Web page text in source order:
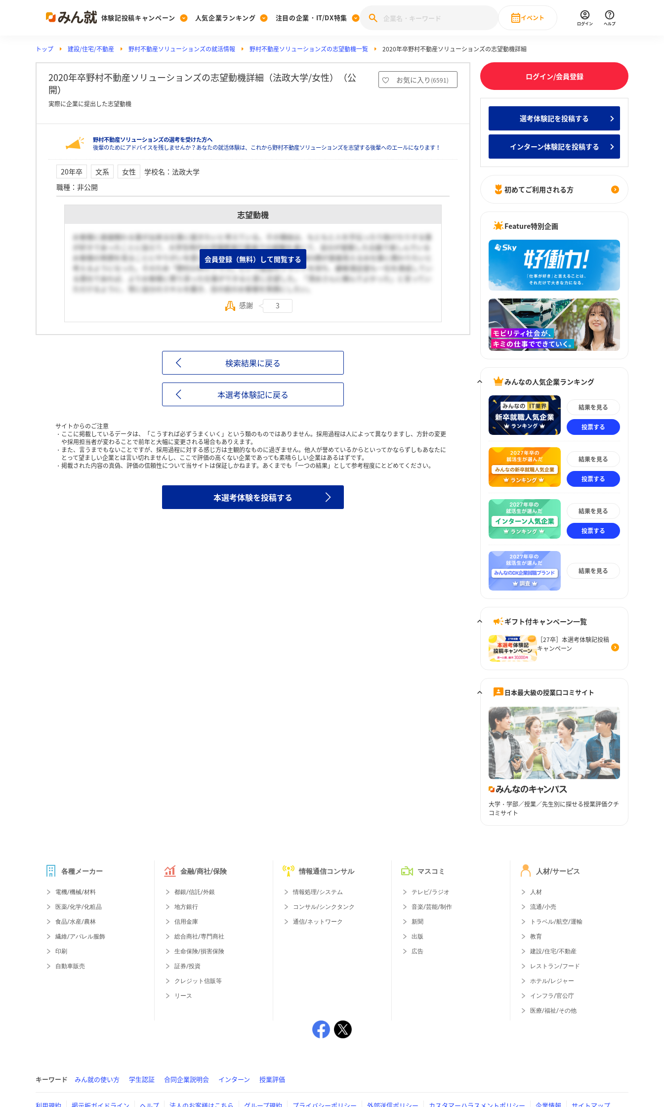
体験記投稿キャンペーン
Post
投稿する
[27卒] 本選考体験記投稿キャンペーン
人気企業ランキング
Ranking
ランキングを見る
みんなのDX企業就職ブランド調査
みんなの新卒就職人気企業ランキング みんなのインターン人気企業ランキ
注目の企業・IT/DX特集
PickUp
注目の企業特集
28卒 IT・DX現場社員インタビュー
動画で知ろう！業界・企業研究
イベント
直近のイベント一覧
ログイン ヘルプ
トップ 建設/住宅/不動産 野村不動産ソリューションズの就活情報 野村不動産ソリューションズの志望動機一覧 2020年卒野村不動産ソリューションズの志望動機詳細
2020年卒野村不動産ソリューションズの志望動機詳細（法政大学/女性）（公
開）
お気に入り (6591)
実際に企業に提出した志望動機
野村不動産ソリューションズの選考を受けた方へ
後輩のためにアドバイスを残しませんか？あなたの就活体験は、これから野村不動産ソリューションズを志望する後輩へのエールになります！
20年卒 文系 女性 学校名 ： 法政大学
職種 ： 非公開
志望動機
お客様に直接関わる事が出来る仕事に就きたいと考えている。その理由は、もともと人を手伝ったり助けたりする事
が好きであったことに加えて、大学生時代の学園祭実行委員での経験を通じて、自分が提案した企画で楽しんでいる
お客様の笑顔を見ることにやりがいを感じたため、就職するうえでもお客様の顔が直接見えるお仕事に携わりたいと
考えるようになった。そのため「野村の仲介プラス」という独自のブランドを持ち、顧客満足度も一位を達成してい
る貴社であれば、よりお客様に寄り添った仕事ができると感じ志望した。「清水さんに頼んでよかった」と言ってい
ただけるように、常に自分のスキルを磨き、目の前のお客様を笑顔にしたい。
会員登録（無料）して閲覧する
感謝 3
検索結果に戻る
本選考体験記に戻る
サイトからのご注意
ここに掲載しているデータは、「こうすれば必ずうまくいく」という類のものではありません。採用過程は人によって異なりますし、方針の変更
や採用担当者が変わることで前年と大幅に変更される場合もありえます。
また、言うまでもないことですが、採用過程に対する感じ方は主観的なものに過ぎません。他人が誉めているからといってかならずしもあなたに
とって望ましい企業とは言い切れませんし、ここで評価の高くない企業であっても素晴らしい企業はあるはずです。
掲載された内容の真偽、評価の信頼性について当サイトは保証しかねます。あくまでも「一つの結果」として参考程度にとどめてください。
本選考体験を投稿する
ログイン/会員登録
選考体験記を投稿する
インターン体験記を投稿する
初めてご利用される方
Feature特別企画
みんなの人気企業ランキング
結果を見る
投票する
結果を見る
投票する
結果を見る
投票する
結果を見る
ギフト付キャンペーン一覧
［27卒］本選考体験記投稿
キャンペーン
日本最大級の授業口コミサイト
大学・学部／授業／先生別に探せる授業評価クチ
コミサイト
各種メーカー
電機/機械/材料
医薬/化学/化粧品
食品/水産/農林
繊維/アパレル服飾
印刷
自動車販売
金融/商社/保険
都銀/信託/外銀
地方銀行
信用金庫
総合商社/専門商社
生命保険/損害保険
証券/投資
クレジット信販等
リース
情報通信コンサル
情報処理/システム
コンサル/シンクタンク
通信/ネットワーク
マスコミ
テレビ/ラジオ
音楽/芸能/制作
新聞
出版
広告
人材/サービス
人材
流通/小売
トラベル/航空/運輸
教育
建設/住宅/不動産
レストラン/フード
ホテル/レジャー
インフラ/官公庁
医療/福祉/その他
キーワード みん就の使い方 学生認証 合同企業説明会 インターン 授業評価